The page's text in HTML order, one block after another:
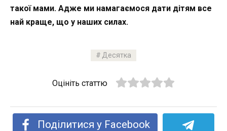
такої мами. Адже ми намагаємося дати дітям все
най краще, що у наших силах.
Десятка
Оцініть статтю
Поділитися у Facebook